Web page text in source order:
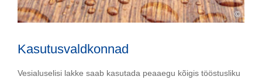
©
Kasutusvaldkonnad
Vesialuselisi lakke saab kasutada peaaegu kõigis tööstusliku